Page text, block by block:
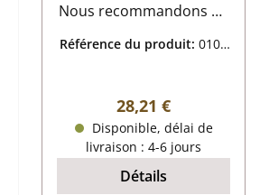
Nous recommandons un
l'assemblage. Nous
des liants
supplémentaires pour
éviter l'effilochage des
extrémités et un
manchon d'étanchéité
Référence du produit:0106
Prix régulier :
28,21 €
Disponible, délai de
livraison : 4-6 jours
Détails